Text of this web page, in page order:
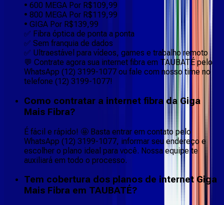
• 600 MEGA Por R$109,99
• 800 MEGA Por R$119,99
• GIGA Por R$139,99
✅ Fibra óptica de ponta a ponta
✅ Sem franquia de dados
✅ Ultraestável para vídeos, games e trabalho remoto
💬 Contrate agora sua internet fibra em TAUBATÉ pelo
WhatsApp (12) 3199-1077 ou fale com nosso time no
telefone (12) 3199-1077!
Como contratar a internet fibra da Giga
Mais Fibra?
É fácil e rápido! 🤩 Basta entrar em contato pelo
WhatsApp (12) 3199-1077, informar seu endereço e
escolher o plano ideal para você. Nossa equipe te
auxiliará em todo o processo.
Tem cobertura dos planos de internet Giga
Mais Fibra em TAUBATÉ?